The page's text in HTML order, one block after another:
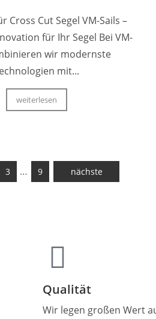
Cross Cut Segel VM-Sails –
für Ihr Segel Bei VM-
wir modernste
mit...
weiterlesen
3 … 9 nächste
Qualität
Wir legen großen Wert